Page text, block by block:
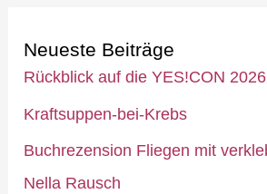
Neueste Beiträge
Rückblick auf die YES!CON 2026
Kraftsuppen-bei-Krebs
Buchrezension Fliegen mit
Nella Rausch